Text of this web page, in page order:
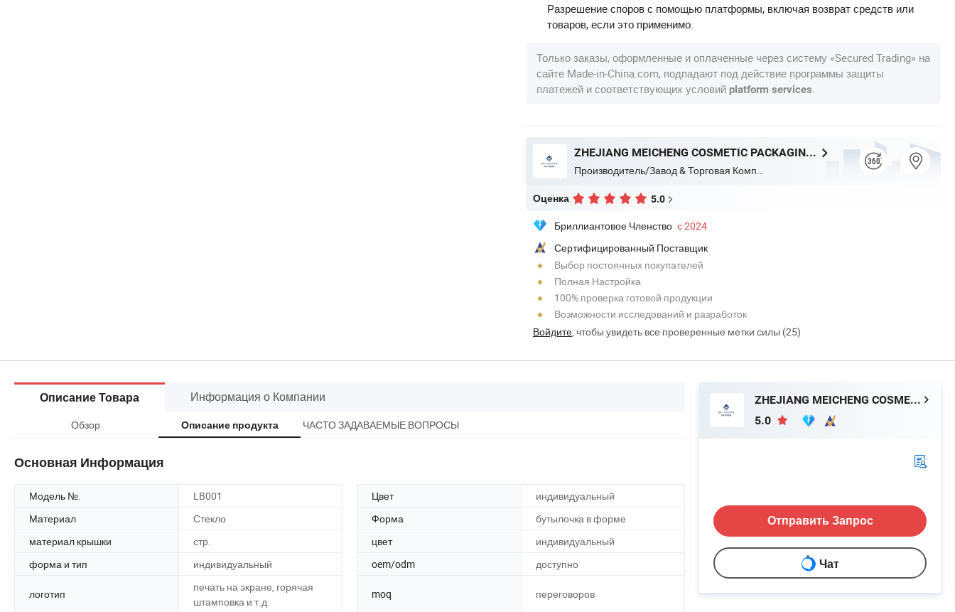
Разрешение споров с помощью платформы, включая возврат средств или
товаров, если это применимо.
Только заказы, оформленные и оплаченные через систему «Secured Trading» на
сайте Made-in-China.com, подпадают под действие программы защиты
платежей и соответствующих условий platform services
ZHEJIANG MEICHENG COSMETIC PACKAGING TECHNOLOGY CO., LTD
Производитель/Завод & Торговая Компания
Оценка 5.0
Бриллиантовое Членство с 2024
Сертифицированный Поставщик
Выбор постоянных покупателей
Полная Настройка
100% проверка готовой продукции
Возможности исследований и разработок
Войдите, чтобы увидеть все проверенные метки силы (25)
Описание Товара Информация о Компании
Обзор Описание продукта ЧАСТО ЗАДАВАЕМЫЕ ВОПРОСЫ
Основная Информация
Модель №. LB001 Цвет
индивидуальный
Материал
Стекло Форма
бутылочка в форме
материал крышки
стр. цвет
индивидуальный
форма и тип
индивидуальный oem/odm доступно
логотип
печать на экране, горячая
штамповка и т.д.
moq переговоров
ZHEJIANG MEICHENG COSMETIC PACKAGING TECHNOLOGY CO., LTD
5.0
Отправить Запрос
Чат